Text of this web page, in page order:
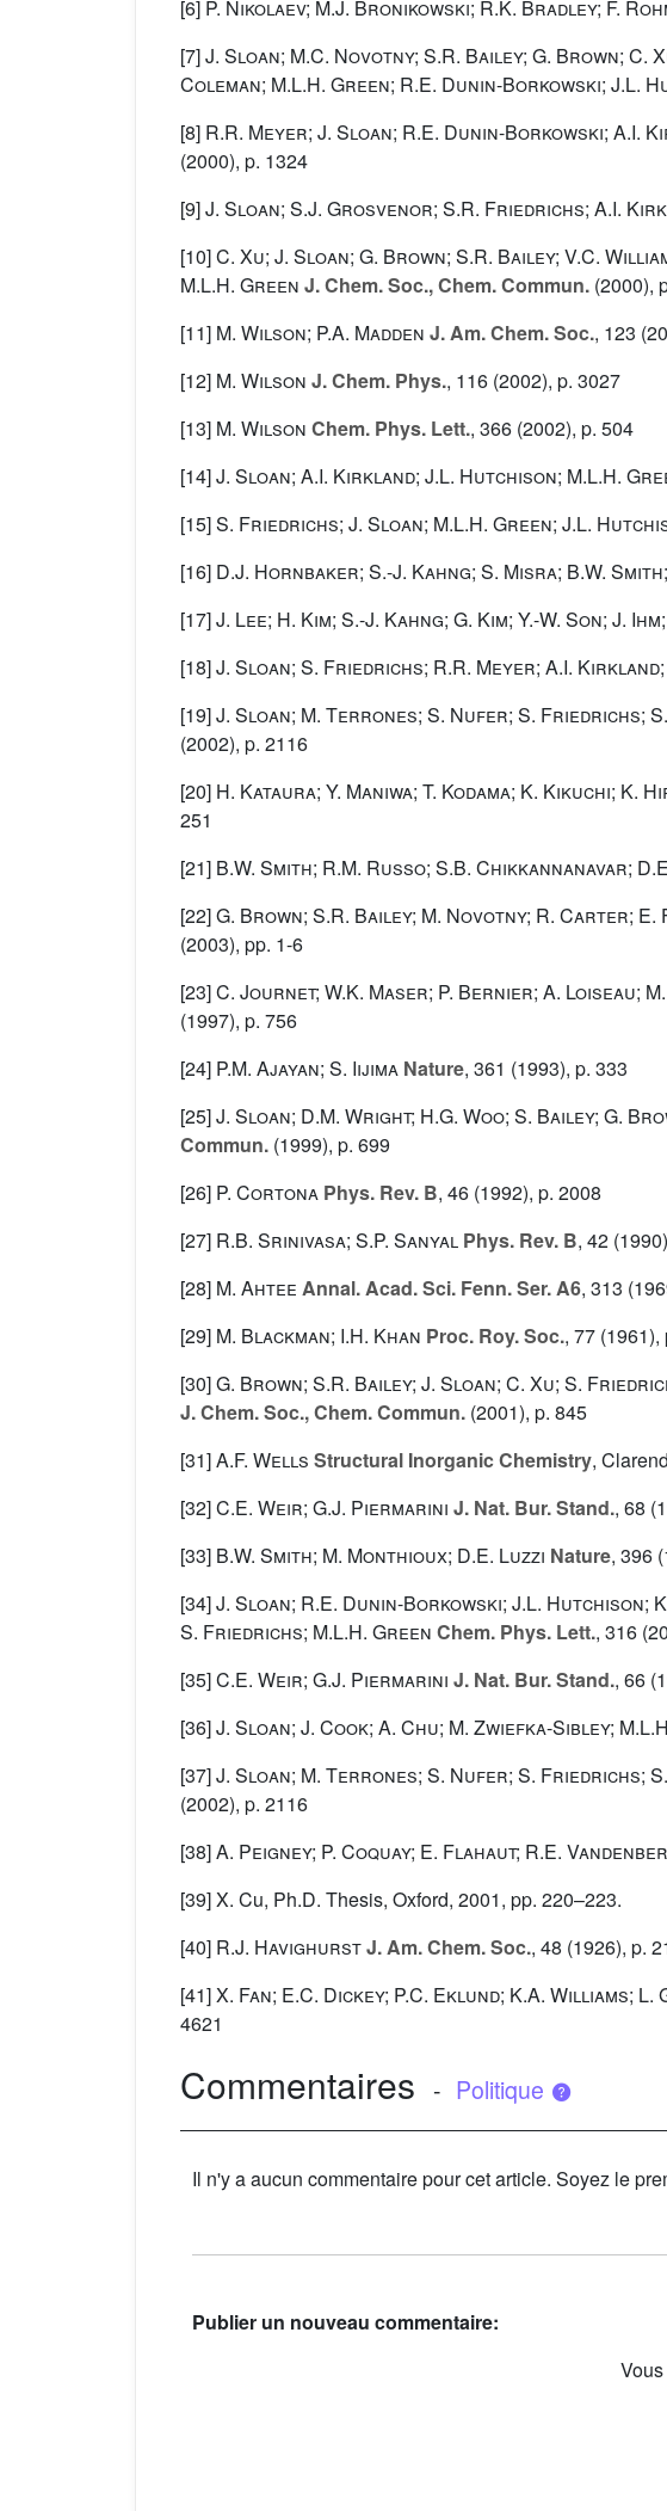
[6] P. Nikolaev; M.J. Bronikowski; R.K. Bradley; F.
[7]J. Sloan; M.C. Novotny; S.R. Bailey; G. Brown; C.
Coleman; M.L.H. Green; R.E. Dunin-Borkowski; J.L.
[8] R.R. Meyer; J. Sloan; R.E. Dunin-Borkowski; A.I.
(2000), p. 1324
[9]J. Sloan; S.J. Grosvenor; S.R. Friedrichs; A.I.
[10]C. Xu; J. Sloan; G. Brown; S.R. Bailey; V.C.
M.L.H. Green J. Chem. Soc., Chem. Commun. (2000),
[11] M. Wilson; P.A. Madden J. Am. Chem. Soc., 123
[12] M. Wilson J. Chem. Phys., 116 (2002), p. 3027
[13] M. Wilson Chem. Phys. Lett., 366 (2002), p. 504
[14]J. Sloan; A.I. Kirkland; J.L. Hutchison; M.L.H.
[15]S. Friedrichs; J. Sloan; M.L.H. Green; J.L.
[16] D.J. Hornbaker; S.-J. Kahng; S. Misra; B.W.
[17]J. Lee; H. Kim; S.-J. Kahng; G. Kim; Y.-W. Son; J.
[18]J. Sloan; S. Friedrichs; R.R. Meyer; A.I.
[19]J. Sloan; M. Terrones; S. Nufer; S. Friedrichs;
(2002), p. 2116
[20] H. Kataura; Y. Maniwa; T. Kodama; K. Kikuchi; K.
251
[21] B.W. Smith; R.M. Russo; S.B. Chikkannanavar;
[22]G. Brown; S.R. Bailey; M. Novotny; R. Carter; E.
(2003), pp. 1-6
[23]C. Journet; W.K. Maser; P. Bernier; A. Loiseau;
(1997), p. 756
[24] P.M. Ajayan; S. Iijima Nature, 361 (1993), p. 333
[25]J. Sloan; D.M. Wright; H.G. Woo; S. Bailey; G.
Commun. (1999), p. 699
[26] P. Cortona Phys. Rev. B, 46 (1992), p. 2008
[27] R.B. Srinivasa; S.P. Sanyal Phys. Rev. B, 42
[28] M. Ahtee Annal. Acad. Sci. Fenn. Ser. A6, 313
[29] M. Blackman; I.H. Khan Proc. Roy. Soc., 77 (1961),
[30]G. Brown; S.R. Bailey; J. Sloan; C. Xu; S.
J. Chem. Soc., Chem. Commun. (2001), p. 845
[31]A.F. Wells Structural Inorganic Chemistry,
[32]C.E. Weir; G.J. Piermarini J. Nat. Bur. Stand., 68
[33] B.W. Smith; M. Monthioux; D.E. Luzzi Nature, 396
[34]J. Sloan; R.E. Dunin-Borkowski; J.L. Hutchison;
S. Friedrichs; M.L.H. Green Chem. Phys. Lett., 316
[35]C.E. Weir; G.J. Piermarini J. Nat. Bur. Stand., 66
[36]J. Sloan; J. Cook; A. Chu; M. Zwiefka-Sibley;
[37]J. Sloan; M. Terrones; S. Nufer; S. Friedrichs;
(2002), p. 2116
[38]A. Peigney; P. Coquay; E. Flahaut; R.E.
[39] X. Cu, Ph.D. Thesis, Oxford, 2001, pp. 220–223.
[40] R.J. HavighurstJ. Am. Chem. Soc., 48 (1926), p.
[41]X. Fan; E.C. Dickey; P.C. Eklund; K.A. Williams;
4621
Commentaires - Politique
Il n'y a aucun commentaire pour cet article. Soyez le
Publier un nouveau commentaire: